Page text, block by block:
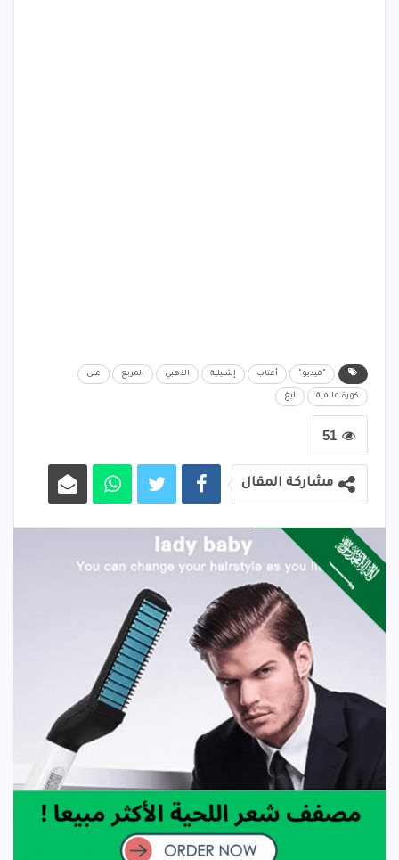
"فيديو" أعتاب إشبيلية الذهبي المربع على
كورة عالمية ليغ
51
مشاركة المقال